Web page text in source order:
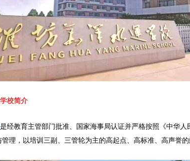
校简介
是经教育主管部门批准、国家海事局认证并严格按照《中华
理，以培训三副、三管轮为主的高起点、高标准、高声誉的